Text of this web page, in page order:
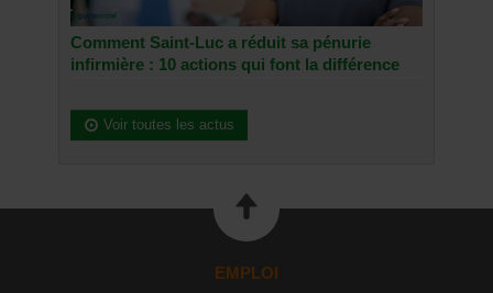
Comment Saint-Luc a réduit sa pénurie
infirmière : 10 actions qui font la différence
Voir toutes les actus
EMPLOI